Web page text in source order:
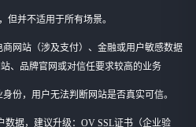
但并不适用于所有场景。
商网站（涉及支付）、 金融或用户敏感数据
、 品牌官网或对信任要求较高的业务
份，用户无法判断网站是否真实可信。
据，建议升级： OV SSL证书（企业验